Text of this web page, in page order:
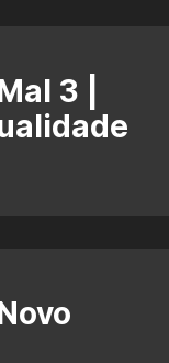
3 |